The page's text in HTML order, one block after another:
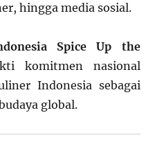
hingga media sosial.
Spice Up the
komitmen nasional
Indonesia sebagai
global.